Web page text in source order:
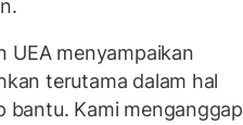
UEA menyampaikan
terutama dalam hal
bantu. Kami menganggap